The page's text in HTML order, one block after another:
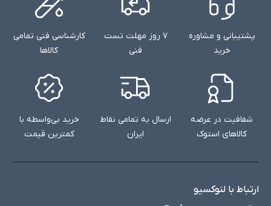
پشتیبانی و مشاوره
خرید
۷ روز مهلت تست
فنی
کارشناسی فنی تمامی
کالاها
شفافیت در عرضه
کالاهای استوک
ارسال به تمامی نقاط
ایران
خرید بی‌واسطه با
کمترین قیمت
ارتباط با لنوکسیو